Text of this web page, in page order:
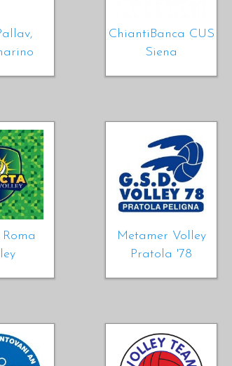
ChiantiBanca CUS
Siena
Metamer Volley
Pratola '78